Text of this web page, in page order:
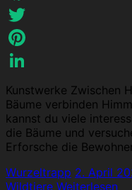
Facebook
Twitter
Pinterest
Kunstwerke Zwischen
Bäume verbinden
kannst du viele
die Bäume und
Erforsche die
Wurzeltrapp 2. April
Wildtiere Weiterlesen